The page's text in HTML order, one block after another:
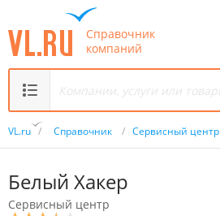
Справочник
компаний
VL.ru / Справочник / Сервисный центр
Белый Хакер
Сервисный центр